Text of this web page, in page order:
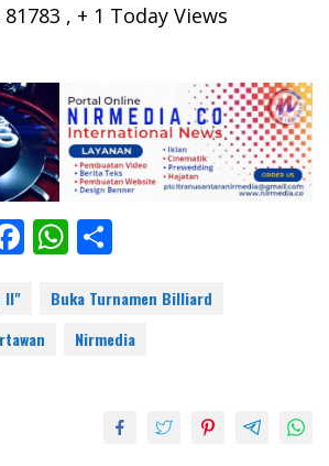
, + 1 Today Views
F
b
W
at
s
ar
e
II"
Buka Turnamen Billiard
Nirmedia